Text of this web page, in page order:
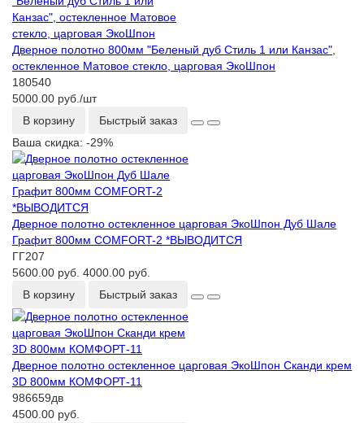
Дверное полотно 800мм "Беленый дуб Стиль 1 или Канзас",
остекленное Матовое стекло, царговая ЭкоШпон
180540
5000.00 руб./шт
В корзину
Быстрый заказ
Ваша скидка: -29%
Дверное полотно остекленное царговая ЭкоШпон Дуб Шале
Графит 800мм COMFORT-2 *ВЫВОДИТСЯ
ГГ207
5600.00 руб. 4000.00 руб.
В корзину
Быстрый заказ
Дверное полотно остекленное царговая ЭкоШпон Сканди крем
3D 800мм КОМФОРТ-11
986659дв
4500.00 руб.